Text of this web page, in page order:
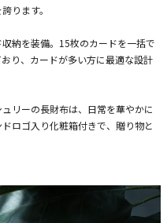
ります。
納を装備。15枚のカードを一括で
り、カードが多い方に最適な設計
リーの長財布は、日常を華やかに
ロゴ入り化粧箱付きで、贈り物と